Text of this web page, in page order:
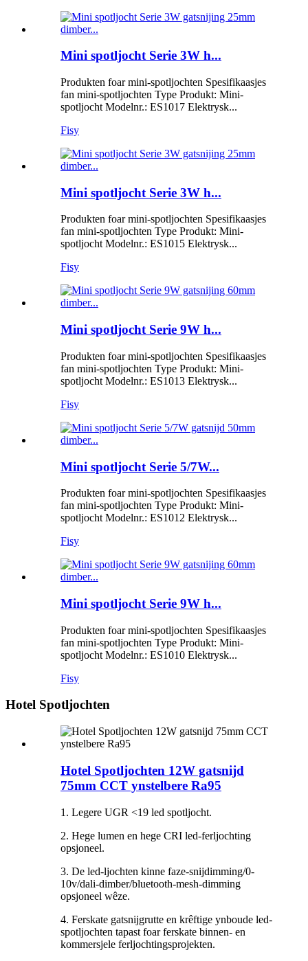
Mini spotljocht Serie 3W h...
Produkten foar mini-spotljochten Spesifikaasjes
fan mini-spotljochten Type Produkt: Mini-
spotljocht Modelnr.: ES1017 Elektrysk...
Fisy
Mini spotljocht Serie 3W h...
Produkten foar mini-spotljochten Spesifikaasjes
fan mini-spotljochten Type Produkt: Mini-
spotljocht Modelnr.: ES1015 Elektrysk...
Fisy
Mini spotljocht Serie 9W h...
Produkten foar mini-spotljochten Spesifikaasjes
fan mini-spotljochten Type Produkt: Mini-
spotljocht Modelnr.: ES1013 Elektrysk...
Fisy
Mini spotljocht Serie 5/7W...
Produkten foar mini-spotljochten Spesifikaasjes
fan mini-spotljochten Type Produkt: Mini-
spotljocht Modelnr.: ES1012 Elektrysk...
Fisy
Mini spotljocht Serie 9W h...
Produkten foar mini-spotljochten Spesifikaasjes
fan mini-spotljochten Type Produkt: Mini-
spotljocht Modelnr.: ES1010 Elektrysk...
Fisy
Hotel Spotljochten
Hotel Spotljochten 12W gatsnijd
75mm CCT ynstelbere Ra95
1. Legere UGR <19 led spotljocht.
2. Hege lumen en hege CRI led-ferljochting
opsjoneel.
3. De led-ljochten kinne faze-snijdimming/0-
10v/dali-dimber/bluetooth-mesh-dimming
opsjoneel wêze.
4. Ferskate gatsnijgrutte en krêftige ynboude led-
spotljochten tapast foar ferskate binnen- en
kommersjele ferljochtingsprojekten.